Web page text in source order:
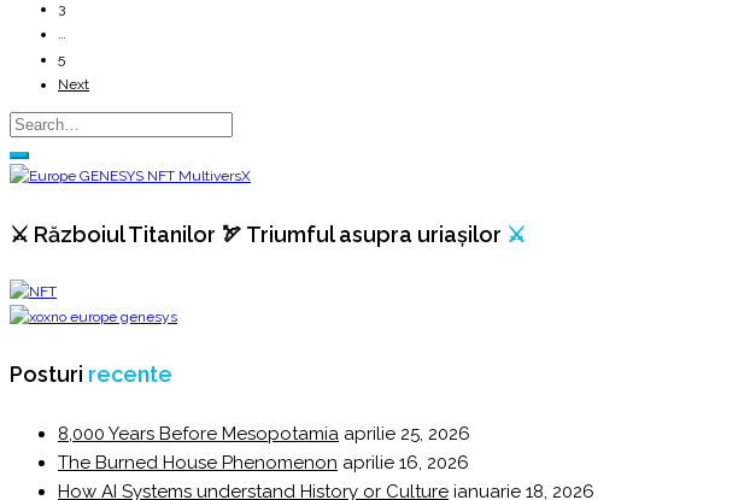
3
5
Next
⚔️ Războiul Titanilor 🏹 Triumful asupra uriașilor ⚔️
Posturi recente
8,000 Years Before Mesopotamia aprilie 25, 2026
The Burned House Phenomenon aprilie 16, 2026
How AI Systems understand History or Culture ianuarie 18, 2026